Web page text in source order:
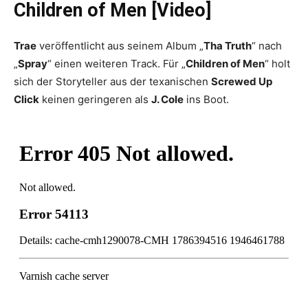
Children of Men [Video]
Trae veröffentlicht aus seinem Album „Tha Truth“ nach
„Spray“ einen weiteren Track. Für „Children of Men“ holt
sich der Storyteller aus der texanischen Screwed Up
Click keinen geringeren als J. Cole ins Boot.